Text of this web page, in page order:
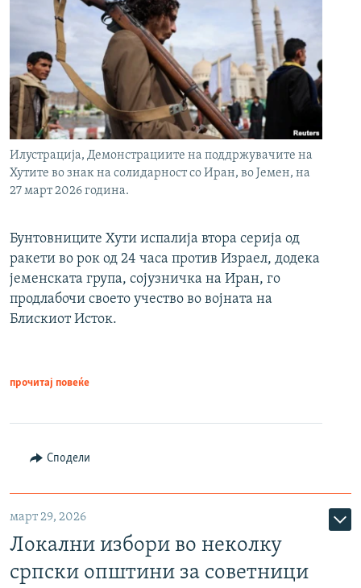
Илустрација, Демонстрациите на поддржувачите на
Хутите во знак на солидарност со Иран, во Јемен, на
27 март 2026 година.
Бунтовниците Хути испалија втора серија од
ракети во рок од 24 часа против Израел, додека
јеменската група, сојузничка на Иран, го
продлабочи своето учество во војната на
Блискиот Исток.
прочитај повеќе
Сподели
март 29, 2026
Локални избори во неколку
српски општини за советници